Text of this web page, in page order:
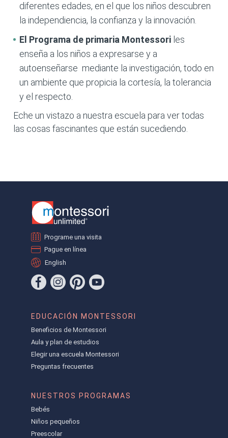
diferentes edades, en el que los niños descubren
la independiencia, la confianza y la innovación.
El Programa de primaria Montessori les
enseña a los niños a expresarse y a
autoenseñarse mediante la investigación, todo en
un ambiente que propicia la cortesía, la tolerancia
y el respecto.
Eche un vistazo a nuestra escuela para ver todas
las cosas fascinantes que están sucediendo.
Programe una visita
Pague en línea
English
EDUCACIÓN MONTESSORI
Beneficios de Montessori
Aula y plan de estudios
Elegir una escuela Montessori
Preguntas frecuentes
NUESTROS PROGRAMAS
Bebés
Niños pequeños
Preescolar